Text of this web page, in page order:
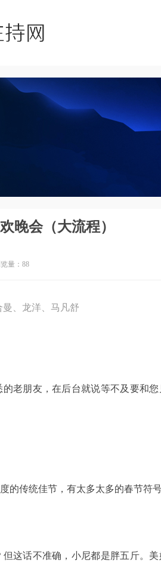
晚会（大流程）
量： 88
曼、龙洋、马凡舒
老朋友，在后台就说等不及要和
的传统佳节，有太多太多的春节符
这话不准确，小尼都是胖五斤。